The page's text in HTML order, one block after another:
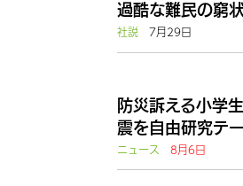
過酷な難民の窮
社説
7月29日
防災訴える小学
震を自由研究テ
ニュース
8月6日